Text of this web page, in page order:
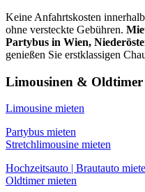
Keine Anfahrtskosten
ohne versteckte Gebühren.
Partybus in Wien,
genießen Sie erstklassigen
Limousinen & Oldtimer
Limousine mieten
Partybus mieten
Stretchlimousine mieten
Hochzeitsauto | Brautauto
Oldtimer mieten